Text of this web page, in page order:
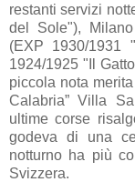
restanti servizi
del Sole"),
(EXP 1930/1931
1924/1925 "Il
piccola nota
Calabria” Villa
ultime corse
godeva di una
notturno ha più
Svizzera.